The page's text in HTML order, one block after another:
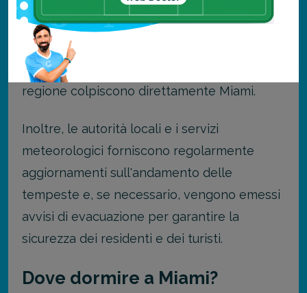
Tuttavia, è importante notare che non tutti
gli uragani raggiungono la costa della Florida
e non tutti gli uragani che si formano nella
regione colpiscono direttamente Miami.
Inoltre, le autorità locali e i servizi
meteorologici forniscono regolarmente
aggiornamenti sull'andamento delle
tempeste e, se necessario, vengono emessi
avvisi di evacuazione per garantire la
sicurezza dei residenti e dei turisti.
Dove dormire a Miami?